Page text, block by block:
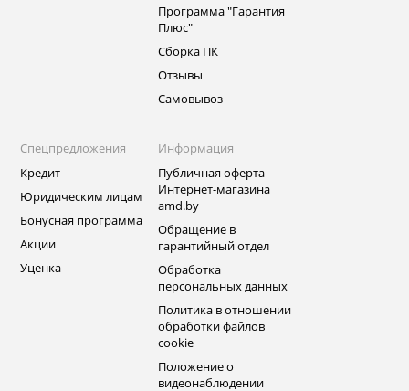
Программа "Гарантия
Плюс"
Сборка ПК
Отзывы
Самовывоз
Спецпредложения
Кредит
Юридическим лицам
Бонусная программа
Акции
Уценка
Информация
Публичная оферта
Интернет-магазина
amd.by
Обращение в
гарантийный отдел
Обработка
персональных данных
Политика в отношении
обработки файлов
cookie
Положение о
видеонаблюдении